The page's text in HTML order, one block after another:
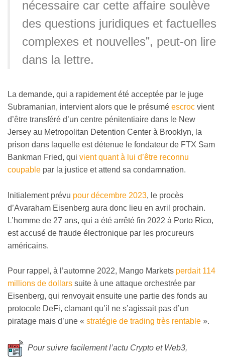
nécessaire car cette affaire soulève
des questions juridiques et factuelles
complexes et nouvelles”, peut-on lire
dans la lettre.
La demande, qui a rapidement été acceptée par le juge
Subramanian, intervient alors que le présumé escroc vient
d’être transféré d’un centre pénitentiaire dans le New
Jersey au Metropolitan Detention Center à Brooklyn, la
prison dans laquelle est détenue le fondateur de FTX Sam
Bankman Fried, qui vient quant à lui d’être reconnu
coupable par la justice et attend sa condamnation.
Initialement prévu pour décembre 2023, le procès
d’Avaraham Eisenberg aura donc lieu en avril prochain.
L’homme de 27 ans, qui a été arrêté fin 2022 à Porto Rico,
est accusé de fraude électronique par les procureurs
américains.
Pour rappel, à l’automne 2022, Mango Markets perdait 114
millions de dollars suite à une attaque orchestrée par
Eisenberg, qui renvoyait ensuite une partie des fonds au
protocole DeFi, clamant qu’il ne s’agissait pas d’un
piratage mais d’une « stratégie de trading très rentable ».
Pour suivre facilement l’actu Crypto et Web3,